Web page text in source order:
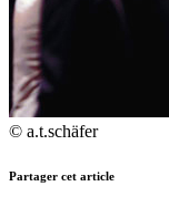
© a.t.schäfer
Partager cet article